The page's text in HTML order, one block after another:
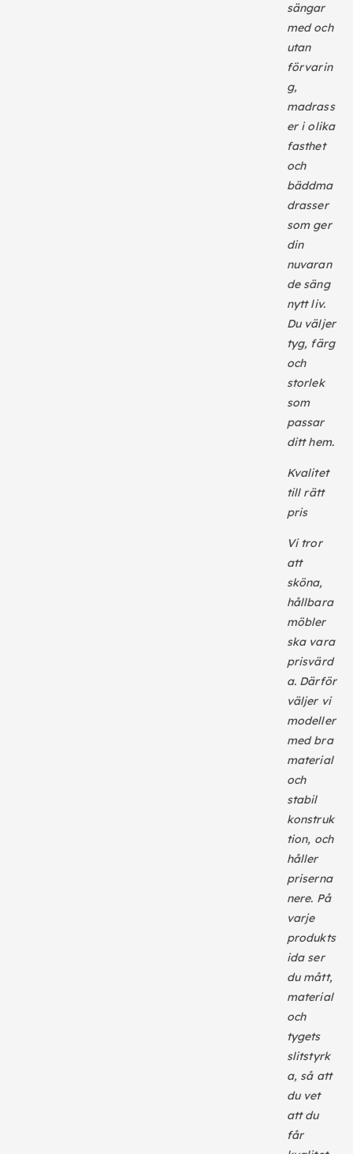
sängar
med och
utan
förvarin
g,
madrass
er i olika
fasthet
och
bäddma
drasser
som ger
din
nuvaran
de säng
nytt liv.
Du väljer
tyg, färg
och
storlek
som
passar
ditt hem.
Kvalitet
till rätt
pris
Vi tror
att
sköna,
hållbara
möbler
ska vara
prisvärd
a. Därför
väljer vi
modeller
med bra
material
och
stabil
konstruk
tion, och
håller
priserna
nere. På
varje
produkts
ida ser
du mått,
material
och
tygets
slitstyrk
a, så att
du vet
att du
får